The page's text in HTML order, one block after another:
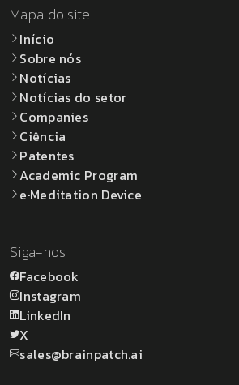
Mapa do site
Início
Sobre nós
Notícias
Notícias do setor
Companies
Ciência
Patentes
Academic Program
e·Meditation Device
Siga-nos
Facebook
Instagram
LinkedIn
X
sales@brainpatch.ai